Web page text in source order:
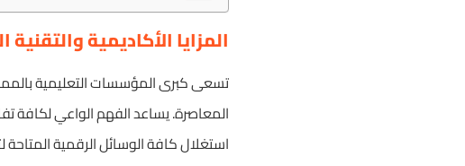
المزايا الأكاديمية
تسعى كبرى المؤسسات التعليمية
المعاصرة. يساعد الفهم الواعي لكافة
استغلال كافة الوسائل الرقمية المتاحة